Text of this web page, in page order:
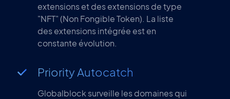
extensions et des extensions de type
"NFT" (Non Fongible Token). La liste
des extensions intégrée est en
constante évolution.
Priority Autocatch
Globalblock surveille les domaines qui